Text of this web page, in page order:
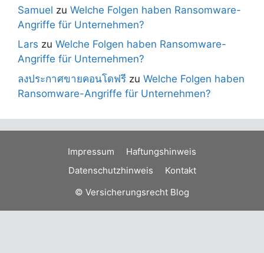
Samuel zu Welche Folgen haben Ransomware-
Angriffe für Unternehmen?
Lars zu Welche Folgen haben Ransomware-
Angriffe für Unternehmen?
ลงประกาศขายคอนโดฟรี zu Welche Folgen haben
Ransomware-Angriffe für Unternehmen?
Impressum
Haftungshinweis
Datenschutzhinweis
Kontakt
© Versicherungsrecht Blog